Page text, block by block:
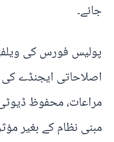
جائے۔
پولیس فورس کی
اصلاحاتی ایجنڈے کی
مراعات، محفوظ
مبنی نظام کے بغیر